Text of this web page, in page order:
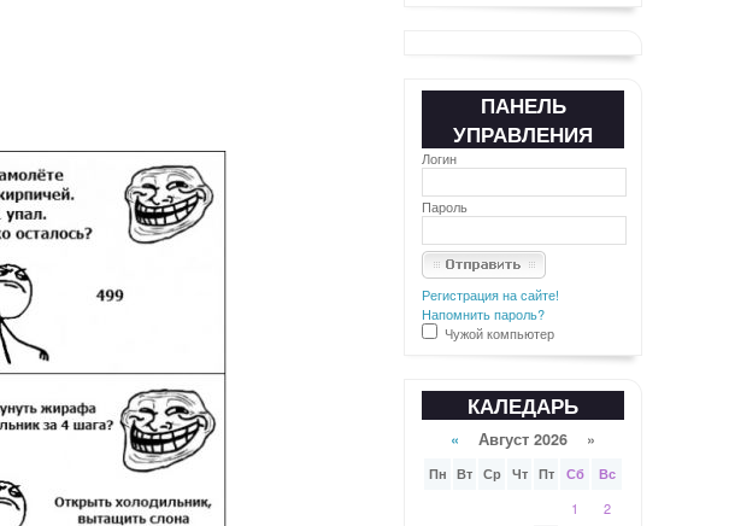
ПАНЕЛЬ
УПРАВЛЕНИЯ
Логин
Пароль
Регистрация на сайте!
Напомнить пароль?
Чужой компьютер
КАЛЕДАРЬ
« Август 2026 »
Пн Вт Ср Чт Пт Сб Вс
1
2